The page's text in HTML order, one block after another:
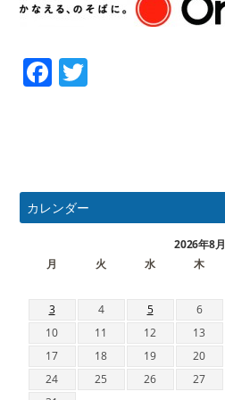
Facebook
カレンダー
2026年8月
月
火 水 木
3
4 5 6
10
11 12 13
17
18 19 20
24
25 26 27